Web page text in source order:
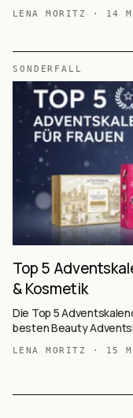
LENA MORITZ · 14
SONDERFALL
Top 5
& Kosmetik
Die Top 5
besten Beauty
LENA MORITZ · 15